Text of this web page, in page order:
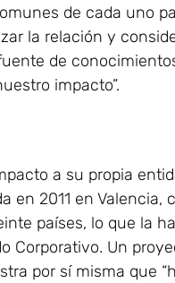
de cada uno
la relación y
de
impacto”.
a su propia
en 2011 en Valencia,
países, lo que la ha
Corporativo. Un
por sí misma que